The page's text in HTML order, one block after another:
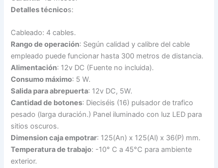
Detalles técnicos:
Cableado: 4 cables.
Rango de operación: Según calidad y calibre del cable
empleado puede funcionar hasta 300 metros de distancia.
Alimentación: 12v DC (Fuente no incluida).
Consumo máximo: 5 W.
Salida para abrepuerta: 12v DC, 5W.
Cantidad de botones: Dieciséis (16) pulsador de trafico
pesado (larga duración.) Panel iluminado con luz LED para
sitios oscuros.
Dimension caja empotrar: 125(An) x 125(Al) x 36(P) mm.
Temperatura de trabajo: -10° C a 45°C para ambiente
exterior.